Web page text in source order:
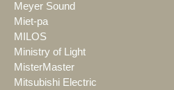
Meyer Sound
Miet-pa
MILOS
Ministry of Light
MisterMaster
Mitsubishi Electric